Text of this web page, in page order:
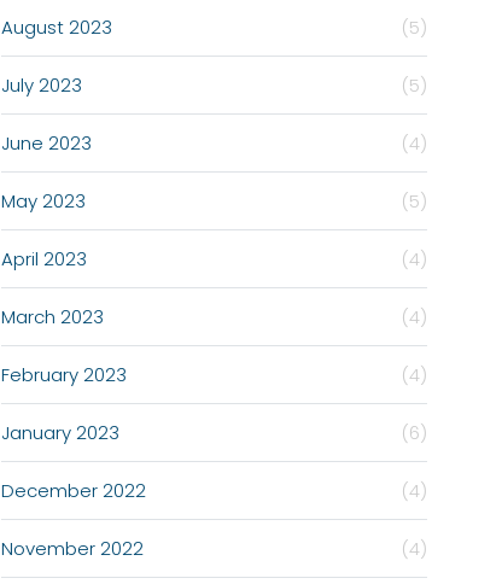
August 2023 (5)
July 2023 (5)
June 2023 (4)
May 2023 (5)
April 2023 (4)
March 2023 (4)
February 2023 (4)
January 2023 (6)
December 2022 (4)
November 2022 (4)